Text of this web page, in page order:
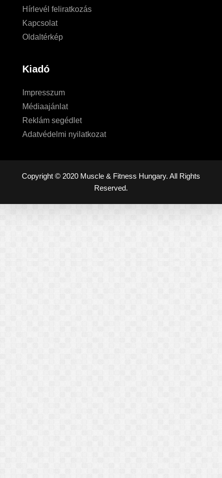
Hírlevél feliratkozás
Kapcsolat
Oldaltérkép
Kiadó
Impresszum
Médiaajánlat
Reklám segédlet
Adatvédelmi nyilatkozat
Copyright © 2020 Muscle & Fitness Hungary. All Rights
Reserved.